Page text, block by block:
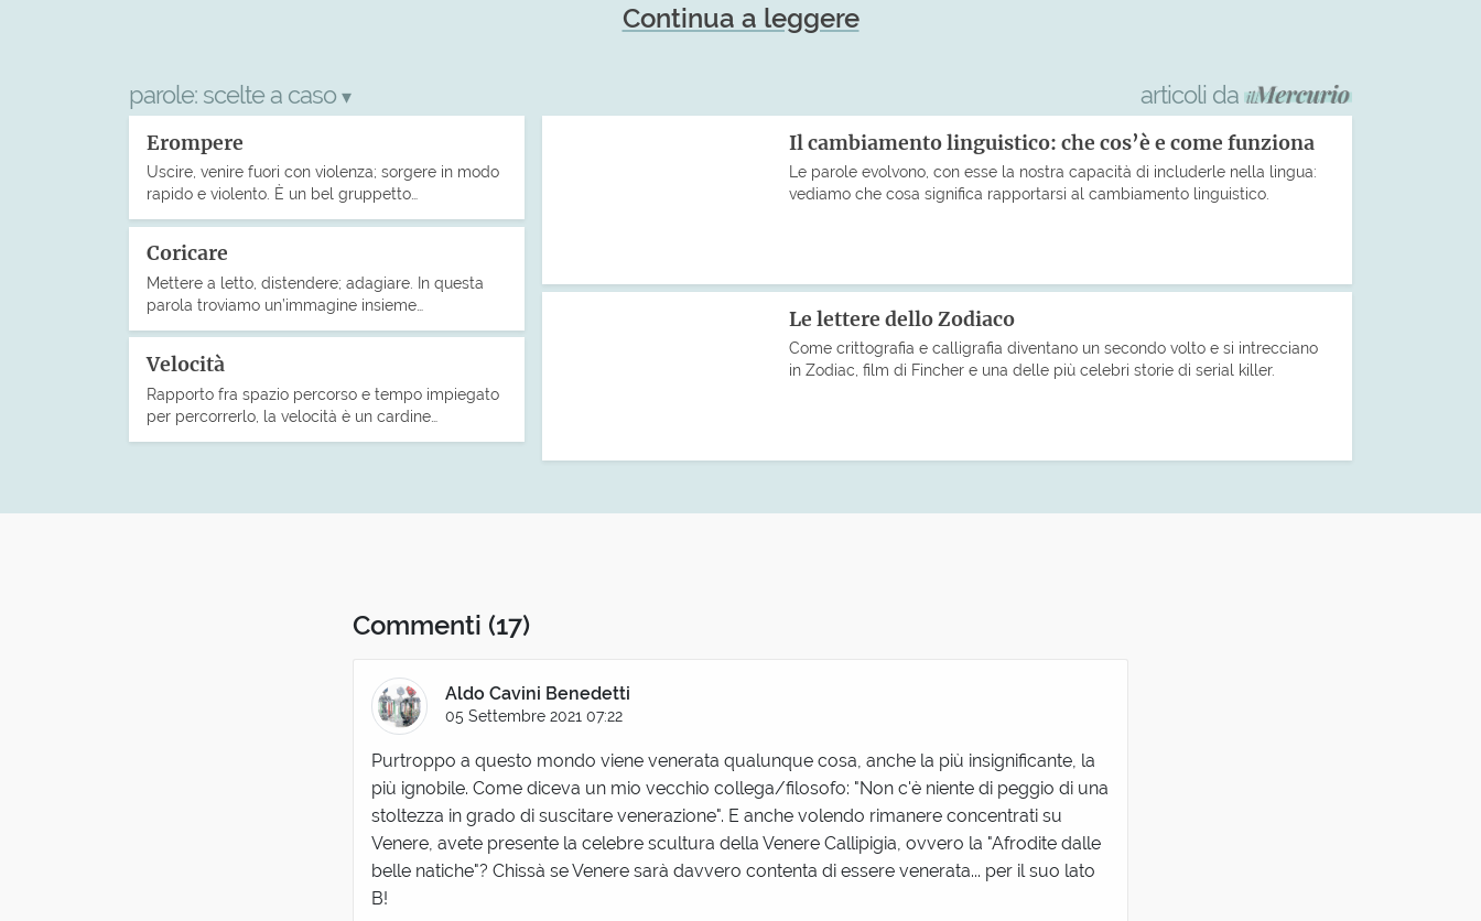
Continua a leggere
parole: scelte a caso ▾
Erompere
Uscire, venire fuori con violenza; sorgere in modo
rapido e violento. È un bel gruppetto…
Coricare
Mettere a letto, distendere; adagiare. In questa
parola troviamo un’immagine insieme…
Velocità
Rapporto fra spazio percorso e tempo impiegato
per percorrerlo, la velocità è un cardine…
articoli da
Il cambiamento linguistico: che cos’è e come funziona
Le parole evolvono, con esse la nostra capacità di includerle nella lingua:
vediamo che cosa significa rapportarsi al cambiamento linguistico.
Le lettere dello Zodiaco
Come crittografia e calligrafia diventano un secondo volto e si intrecciano
in Zodiac, film di Fincher e una delle più celebri storie di serial killer.
Commenti (17)
Aldo Cavini Benedetti
05 Settembre 2021 07:22
Purtroppo a questo mondo viene venerata qualunque cosa, anche la più insignificante, la
più ignobile. Come diceva un mio vecchio collega/filosofo: "Non c'è niente di peggio di una
stoltezza in grado di suscitare venerazione". E anche volendo rimanere concentrati su
Venere, avete presente la celebre scultura della Venere Callipigia, ovvero la "Afrodite dalle
belle natiche"? Chissà se Venere sarà davvero contenta di essere venerata... per il suo lato
B!